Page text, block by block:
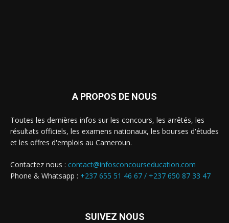
A PROPOS DE NOUS
Toutes les dernières infos sur les concours, les arrêtés, les
résultats officiels, les examens nationaux, les bourses d'études
et les offres d'emplois au Cameroun.
Contactez nous : contact@infosconcourseducation.com
Phone & Whatsapp : +237 655 51 46 67 / +237 650 87 33 47
SUIVEZ NOUS